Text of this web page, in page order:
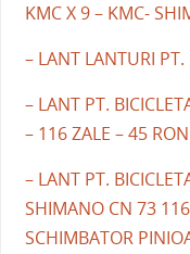
KMC X 9 – KMC-
– LANT LANTURI PT.
– LANT PT.
– 116 ZALE – 45 RON
– LANT PT.
SHIMANO CN 73
SCHIMBATOR